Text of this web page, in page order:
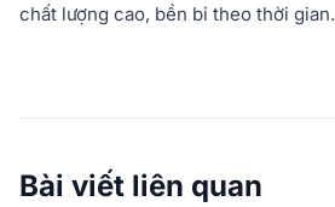
chất lượng cao, bền bỉ theo thời gian.
Bài viết liên quan